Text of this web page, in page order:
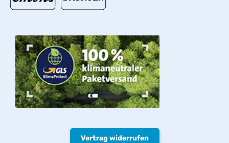
Vertrag widerrufen